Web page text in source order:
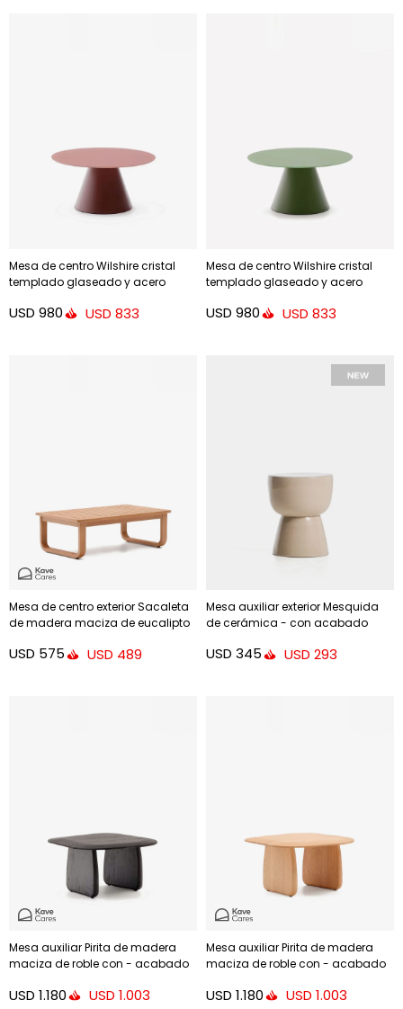
Mesa de centro Wilshire cristal
templado glaseado y acero
mate Ø80cm
USD 980 USD 833
Mesa de centro Wilshire cristal
templado glaseado y acero
Ø80cm
USD 980 USD 833
Mesa de centro exterior Sacaleta
de madera maciza de eucalipto
USD 575 USD 489
Mesa auxiliar exterior Mesquida
de cerámica - con acabado
USD 345 USD 293
Mesa auxiliar Pirita de madera
maciza de roble con - acabado
USD 1.180 USD 1.003
Mesa auxiliar Pirita de madera
maciza de roble con - acabado
USD 1.180 USD 1.003